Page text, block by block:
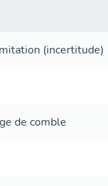
(incertitude)
de comble